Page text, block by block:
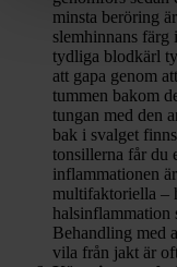
minsta beröring
slemhinnans färg
tydliga blodkärl
att gapa genom
tummen bakom
tungan med den
bak i svalget
tonsillerna får du
inflammationen
multifaktoriella –
halsinflammation
Behandling med
vila från jakt är